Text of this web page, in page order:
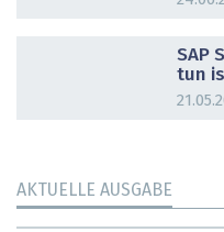
SAP
tun
AKTUELLE AUSGABE